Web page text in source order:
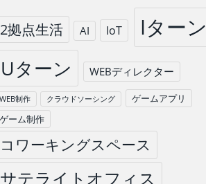
2拠点生活 AI IoT Iターン
Uターン WEBディレクター
WEB制作 クラウドソーシング
ゲームアプリ
ゲーム制作
コワーキングスペース
サテライトオフィス